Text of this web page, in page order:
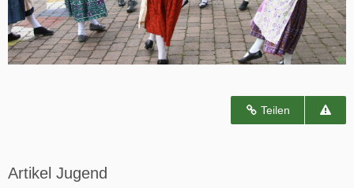
Teilen
Artikel Jugend